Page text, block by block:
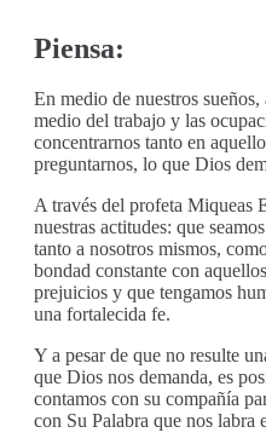
Piensa:
En medio de nuestros
medio del trabajo y las
concentrarnos tanto en
preguntarnos, lo que Dios
A través del profeta Miqueas
nuestras actitudes: que
tanto a nosotros mismos,
bondad constante con
prejuicios y que tengamos
una fortalecida fe.
Y a pesar de que no resulte
que Dios nos demanda, es
contamos con su compañía
con Su Palabra que nos labra